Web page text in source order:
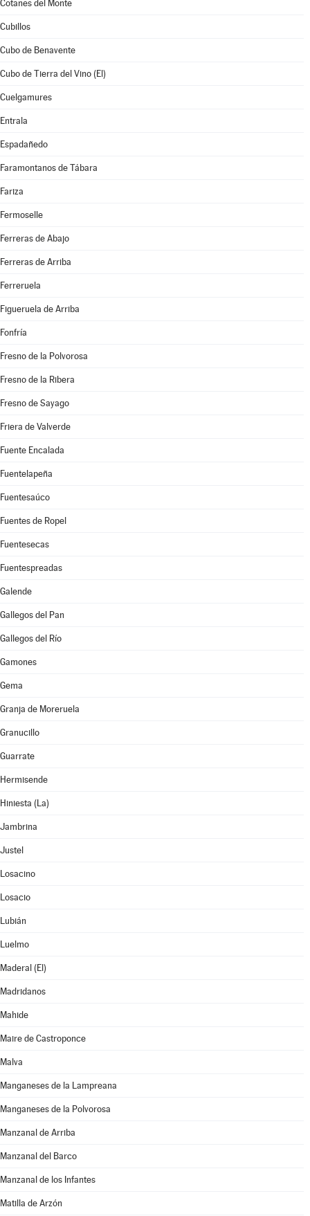
Cotanes del Monte
Cubillos
Cubo de Benavente
Cubo de Tierra del Vino (El)
Cuelgamures
Entrala
Espadañedo
Faramontanos de Tábara
Fariza
Fermoselle
Ferreras de Abajo
Ferreras de Arriba
Ferreruela
Figueruela de Arriba
Fonfría
Fresno de la Polvorosa
Fresno de la Ribera
Fresno de Sayago
Friera de Valverde
Fuente Encalada
Fuentelapeña
Fuentesaúco
Fuentes de Ropel
Fuentesecas
Fuentespreadas
Galende
Gallegos del Pan
Gallegos del Río
Gamones
Gema
Granja de Moreruela
Granucillo
Guarrate
Hermisende
Hiniesta (La)
Jambrina
Justel
Losacino
Losacio
Lubián
Luelmo
Maderal (El)
Madridanos
Mahide
Maire de Castroponce
Malva
Manganeses de la Lampreana
Manganeses de la Polvorosa
Manzanal de Arriba
Manzanal del Barco
Manzanal de los Infantes
Matilla de Arzón